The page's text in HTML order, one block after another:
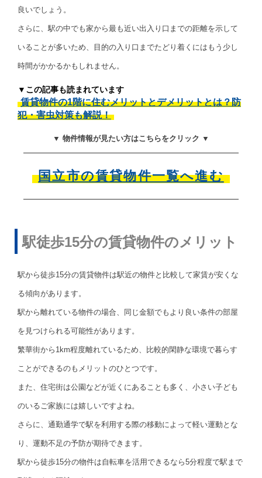
良いでしょう。
さらに、駅の中でも家から最も近い出入り口までの距離を示して
いることが多いため、目的の入り口までたどり着くにはもう少し
時間がかかるかもしれません。
▼この記事も読まれています
賃貸物件の1階に住むメリットとデメリットとは？防
犯・害虫対策も解説！
▼ 物件情報が見たい方はこちらをクリック ▼
国立市の賃貸物件一覧へ進む
駅徒歩15分の賃貸物件のメリット
駅から徒歩15分の賃貸物件は駅近の物件と比較して家賃が安くな
る傾向があります。
駅から離れている物件の場合、同じ金額でもより良い条件の部屋
を見つけられる可能性があります。
繁華街から1km程度離れているため、比較的閑静な環境で暮らす
ことができるのもメリットのひとつです。
また、住宅街は公園などが近くにあることも多く、小さい子ども
のいるご家族には嬉しいですよね。
さらに、通勤通学で駅を利用する際の移動によって軽い運動とな
り、運動不足の予防が期待できます。
駅から徒歩15分の物件は自転車を活用できるなら5分程度で駅まで